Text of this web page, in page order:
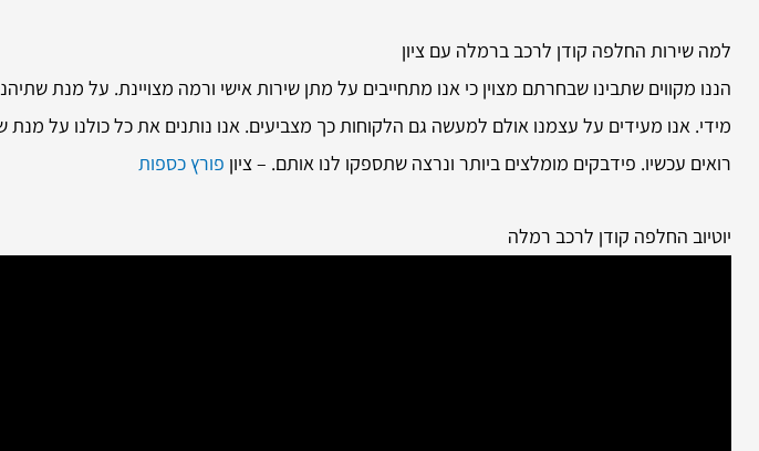
למה שירות החלפה קודן לרכב ברמלה עם ציון
הננו מקווים שתבינו שבחרתם מצוין כי אנו מתחייבים על מתן שירות אישי ורמה מצויינת. על מנת
מידי. אנו מעידים על עצמנו אולם למעשה גם הלקוחות כך מצביעים. אנו נותנים את כל כולנו על
רואים עכשיו. פידבקים מומלצים ביותר ונרצה שתספקו לנו אותם. – ציון פורץ כספות
יוטיוב החלפה קודן לרכב רמלה